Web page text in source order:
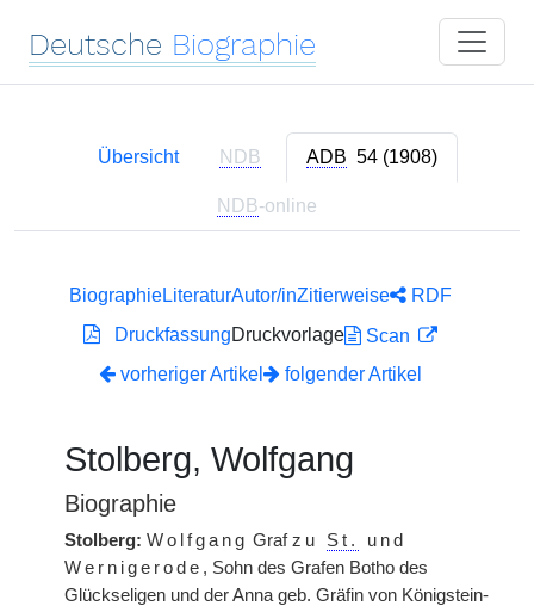
Deutsche Biographie
Übersicht NDB ADB 54 (1908)
NDB-online
BiographieLiteraturAutor/inZitierweise
RDF
DruckfassungDruckvorlage
Scan
vorheriger Artikel
folgender Artikel
Stolberg, Wolfgang
Biographie
Stolberg: Wolfgang Grafzu St.
und
Wernigerode , Sohn des Grafen Botho des
Glückseligen und der Anna geb. Gräfin von Königstein-